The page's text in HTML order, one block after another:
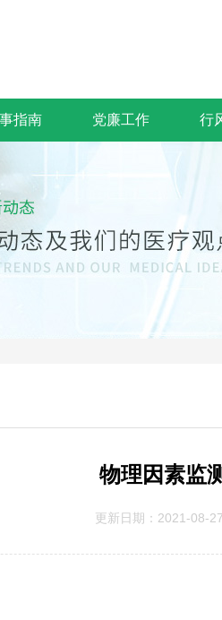
指南 党廉工作 行
物理因素监
更新日期：2021-08-27